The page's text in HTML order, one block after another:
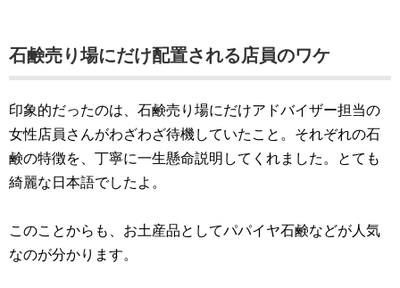
石鹸売り場にだけ配置される店員のワケ
印象的だったのは、石鹸売り場にだけアドバイザー担当の
女性店員さんがわざわざ待機していたこと。それぞれの石
鹸の特徴を、丁寧に一生懸命説明してくれました。とても
綺麗な日本語でしたよ。
このことからも、お土産品としてパパイヤ石鹸などが人気
なのが分かります。